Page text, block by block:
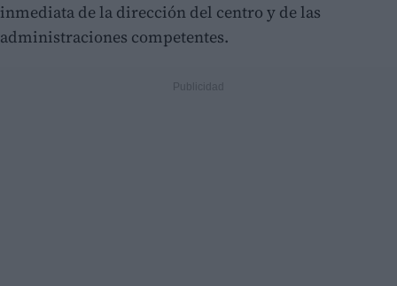
inmediata de la dirección del centro y de las
administraciones competentes.